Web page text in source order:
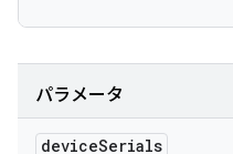
パラメータ
deviceSerials